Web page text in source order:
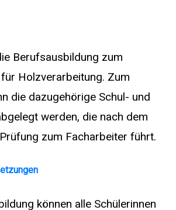
Berufsausbildung zum
Holzverarbeitung. Zum
die dazugehörige Schul- und
werden, die nach dem
zum Facharbeiter führt.
können alle Schülerinnen